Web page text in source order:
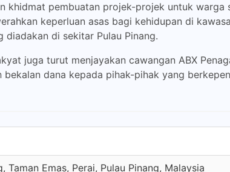
khidmat pembuatan projek-projek untuk warga
keperluan asas bagi kehidupan di
di sekitar Pulau Pinang.
juga turut menjayakan cawangan ABX
dana kepada pihak-pihak yang
Taman Emas, Perai, Pulau Pinang, Malaysia